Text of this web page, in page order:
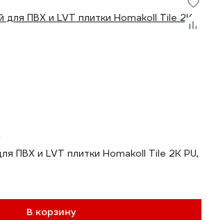
ПВХ и LVT плитки Homakoll Tile 2K PU,
В корзину